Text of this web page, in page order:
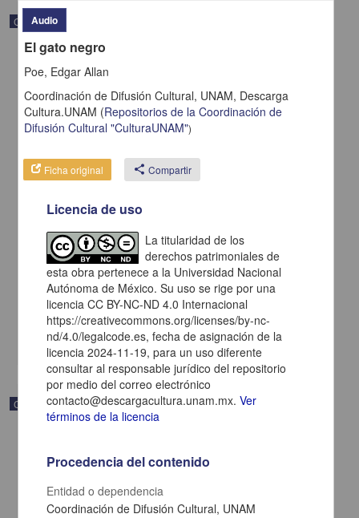
Correspondencia postal
Carta de H. C. Pitman a Francisco I. Madero en la que le solicita
una fotografía
Pitman, H. C.
[sin fecha]
Multidisciplina
Correspondencia postal
Audio
El gato negro
Poe, Edgar Allan
Coordinación de Difusión Cultural, UNAM, Descarga
Cultura.UNAM (Repositorios de la Coordinación de
Difusión Cultural "CulturaUNAM")
Ficha original share Compartir
Licencia de uso
La titularidad de los
derechos patrimoniales de
esta obra pertenece a la Universidad Nacional
Autónoma de México. Su uso se rige por una
licencia CC BY-NC-ND 4.0 Internacional
https://creativecommons.org/licenses/by-nc-
nd/4.0/legalcode.es, fecha de asignación de la
licencia 2024-11-19, para un uso diferente
consultar al responsable jurídico del repositorio
por medio del correo electrónico
contacto@descargacultura.unam.mx.Ver
términos de la licencia
Procedencia del contenido
Entidad o dependencia
Coordinación de Difusión Cultural, UNAM